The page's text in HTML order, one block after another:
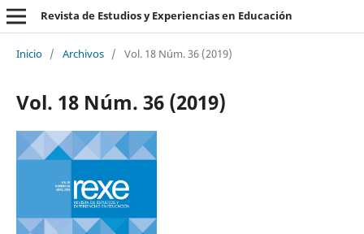
Revista de Estudios y Experiencias en Educación
Inicio / Archivos / Vol. 18 Núm. 36 (2019)
Vol. 18 Núm. 36 (2019)